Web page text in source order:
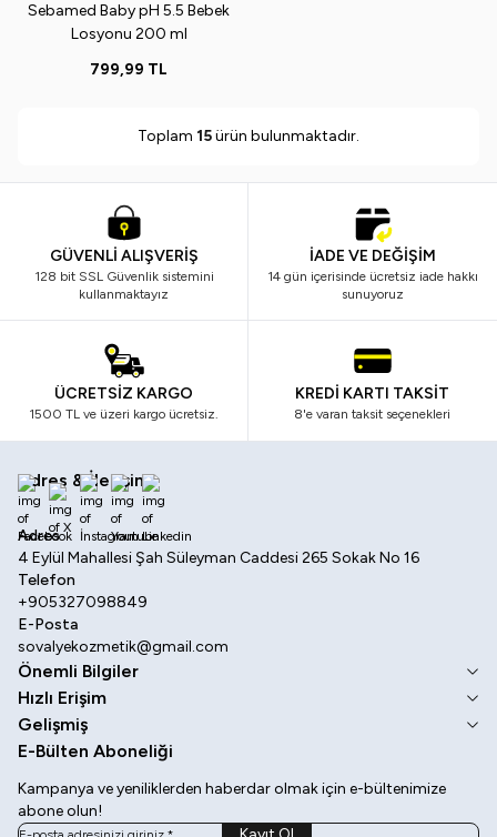
Sebamed Baby pH 5.5 Bebek
Losyonu 200 ml
799,99 TL
Toplam 15ürün bulunmaktadır.
GÜVENLİ ALIŞVERİŞ
128 bit SSL Güvenlik sistemini
kullanmaktayız
İADE VE DEĞİŞİM
14 gün içerisinde ücretsiz iade hakkı
sunuyoruz
ÜCRETSİZ KARGO
1500 TL ve üzeri kargo ücretsiz.
KREDİ KARTI TAKSİT
8'e varan taksit seçenekleri
Adres & İletişim
Adres
4 Eylül Mahallesi Şah Süleyman Caddesi 265 Sokak No 16
Telefon
+905327098849
E-Posta
sovalyekozmetik@gmail.com
Facebook
X İnstagram
Youtube
Önemli Bilgiler
Hızlı Erişim
Gelişmiş
E-Bülten Aboneliği
Kampanya ve yeniliklerden haberdar olmak için e-bültenimize
abone olun!